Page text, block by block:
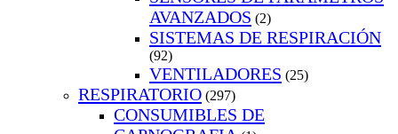
AVANZADOS (2)
SISTEMAS DE RESPIRACIÓN
(92)
VENTILADORES (25)
RESPIRATORIO (297)
CONSUMIBLES DE